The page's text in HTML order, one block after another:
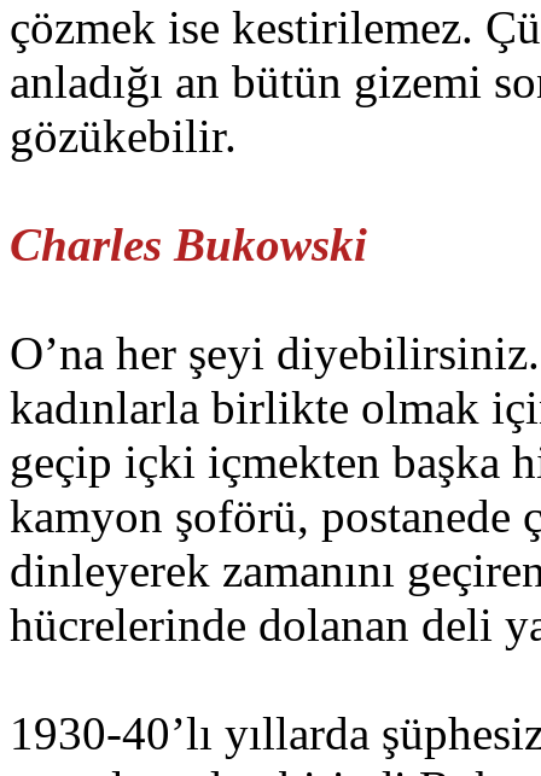
çözmek ise kestirilemez.
anladığı an bütün gizemi
gözükebilir.
Charles Bukowski
O’na her şeyi
kadınlarla birlikte olmak
geçip içki içmekten başka
kamyon şoförü, postanede
dinleyerek zamanını
hücrelerinde dolanan deli
1930-40’lı yıllarda